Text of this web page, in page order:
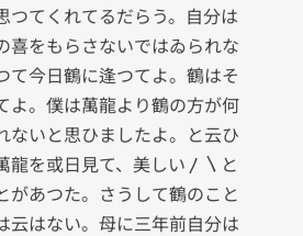
つてくれてるだらう。自分は
喜をもらさないではゐられな
て今日鶴に逢つてよ。鶴はそ
よ。僕は萬龍より鶴の方が何
ないと思ひましたよ。と云ひ
龍を或日見て、美しい〳〵と
があつた。さうして鶴のこと
云はない。母に三年前自分は